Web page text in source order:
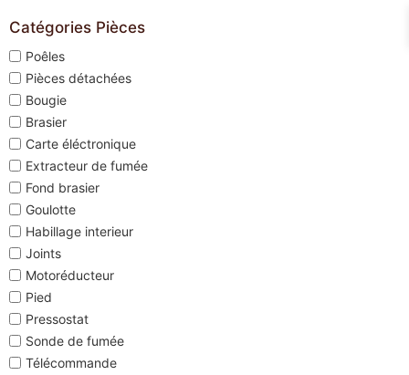
Catégories Pièces
Poêles
Pièces détachées
Bougie
Brasier
Carte éléctronique
Extracteur de fumée
Fond brasier
Goulotte
Habillage interieur
Joints
Motoréducteur
Pied
Pressostat
Sonde de fumée
Télécommande